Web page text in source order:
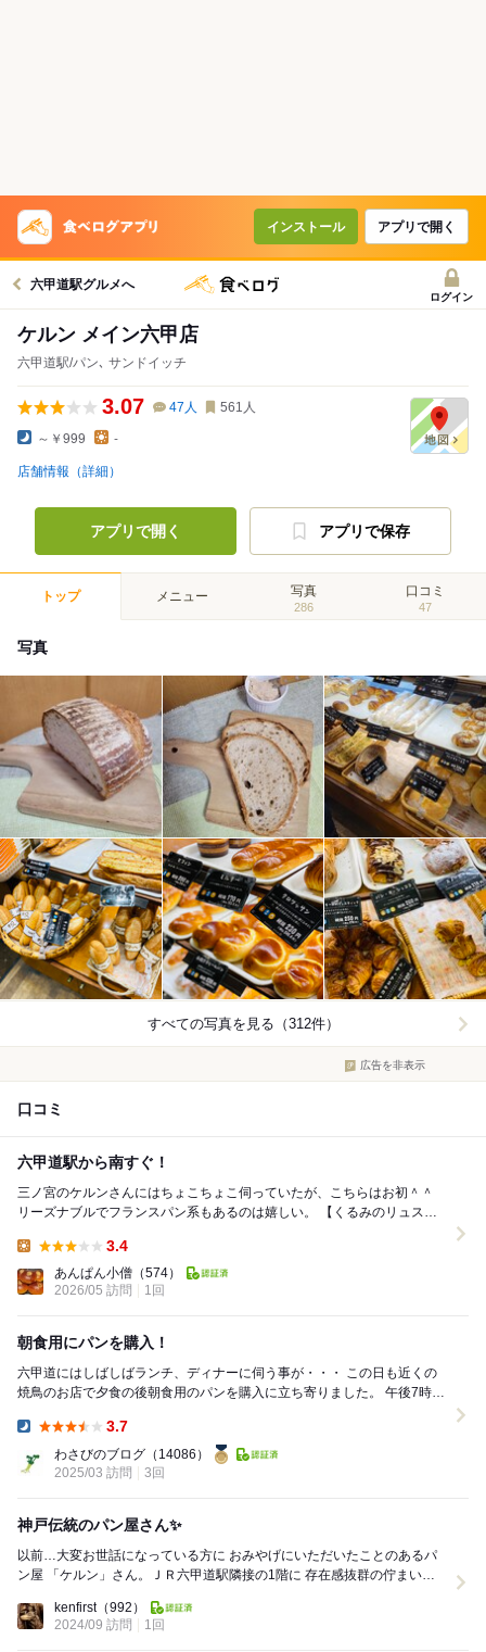
インストール アプリで開く
六甲道駅グルメへ
ログイン
ケルン メイン六甲店
六甲道駅/パン､ サンドイッチ
3.07 47 人 561 人
～￥999 -
店舗情報（詳細）
アプリで開く アプリで保存
トップ メニュー 写真
286
口コミ
47
写真
すべての写真を見る（312件）
広告を非表示
口コミ
六甲道駅から南すぐ！
三ノ宮のケルンさんにはちょこちょこ伺っていたが、こちらはお初＾＾
リーズナブルでフランスパン系もあるのは嬉しい。 【くるみのリュステ
3.4
あんぱん小僧 （574）
2026/05 訪問
1回
朝食用にパンを購入！
六甲道にはしばしばランチ、ディナーに伺う事が・・・ この日も近くの
焼鳥のお店で夕食の後朝食用のパンを購入に立ち寄りました。 午後7時20
3.7
わさびのブログ （14086）
2025/03 訪問
3回
神戸伝統のパン屋さん✨
以前…大変お世話になっている方に おみやげにいただいたことのあるパ
ン屋 「ケルン」さん。ＪＲ六甲道駅隣接の1階に 存在感抜群の佇まいで
kenfirst （992）
2024/09 訪問
1回